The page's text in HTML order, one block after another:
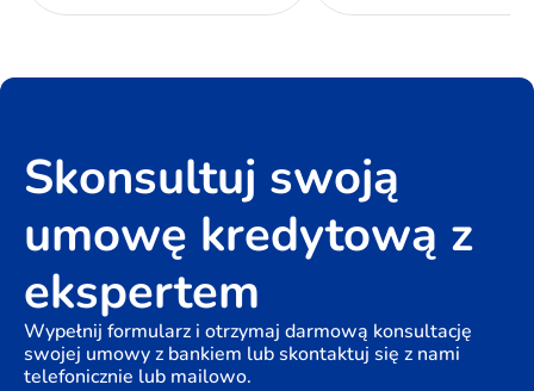
Skonsultuj swoją
umowę kredytową z
ekspertem
Wypełnij formularz i otrzymaj darmową konsultację
swojej umowy z bankiem lub skontaktuj się z nami
telefonicznie lub mailowo.